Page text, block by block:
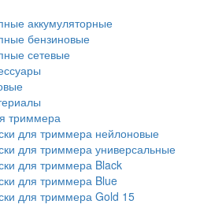
аккумуляторные
бензиновые
сетевые
триммера
для триммера нейлоновые
для триммера универсальные
для триммера Black
для триммера Blue
для триммера Gold 15